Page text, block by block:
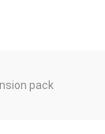
pack